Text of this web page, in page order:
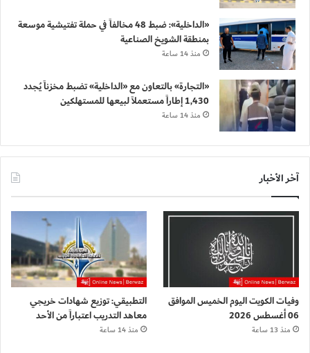
«الداخلية»: ضبط 48 مخالفاً في حملة تفتيشية موسعة
بمنطقة الشويخ الصناعية
منذ 14 ساعة
«التجارة» بالتعاون مع «الداخلية» تضبط مخزناً يُجدد
1,430 إطاراً مستعملاً لبيعها للمستهلكين
منذ 14 ساعة
آخر الأخبار
وفيات الكويت اليوم الخميس الموافق
06 أغسطس 2026
منذ 13 ساعة
التطبيقي: توزيع شهادات خريجي
معاهد التدريب اعتباراً من الأحد
منذ 14 ساعة